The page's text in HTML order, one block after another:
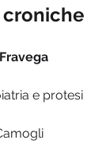
e protesi